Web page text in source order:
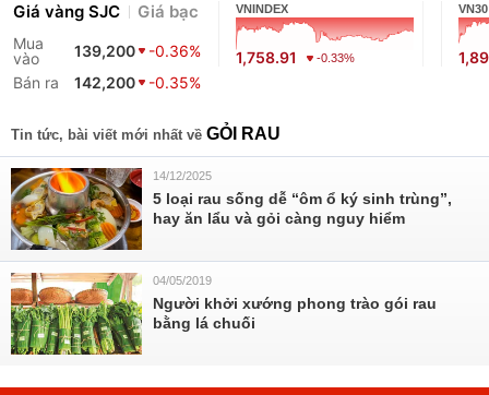
Giá vàng SJC Giá bạc
Mua
vào
139,200
-0.36%
Bán ra
142,200 -0.35%
VNINDEX
1,758.91 -0.33%
VN30
Tin tức, bài viết mới nhất về GỎI RAU
14/12/2025
5 loại rau sống dễ “ôm ổ ký sinh trùng”,
hay ăn lẩu và gỏi càng nguy hiểm
04/05/2019
Người khởi xướng phong trào gói rau
bằng lá chuối